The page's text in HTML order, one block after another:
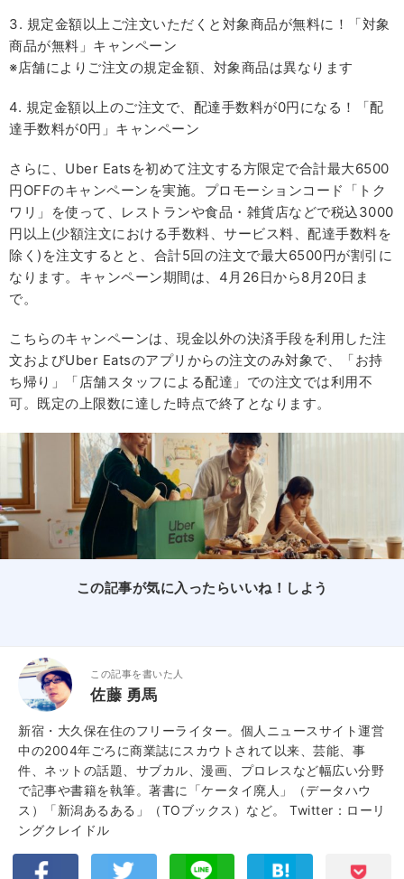
3. 規定金額以上ご注文いただくと対象商品が無料に！「対象
商品が無料」キャンペーン
※店舗によりご注文の規定金額、対象商品は異なります
4. 規定金額以上のご注文で、配達手数料が0円になる！「配
達手数料が0円」キャンペーン
さらに、Uber Eatsを初めて注文する方限定で合計最大6500
円OFFのキャンペーンを実施。プロモーションコード「トク
ワリ」を使って、レストランや食品・雑貨店などで税込3000
円以上(少額注文における手数料、サービス料、配達手数料を
除く)を注文するとと、合計5回の注文で最大6500円が割引に
なります。キャンペーン期間は、4月26日から8月20日ま
で。
こちらのキャンペーンは、現金以外の決済手段を利用した注
文およびUber Eatsのアプリからの注文のみ対象で、「お持
ち帰り」「店舗スタッフによる配達」での注文では利用不
可。既定の上限数に達した時点で終了となります。
この記事が気に入ったらいいね！しよう
この記事を書いた人
佐藤 勇馬
新宿・大久保在住のフリーライター。個人ニュースサイト運営
中の2004年ごろに商業誌にスカウトされて以来、芸能、事
件、ネットの話題、サブカル、漫画、プロレスなど幅広い分野
で記事や書籍を執筆。著書に「ケータイ廃人」（データハウ
ス）「新潟あるある」（TOブックス）など。 Twitter：ローリ
ングクレイドル